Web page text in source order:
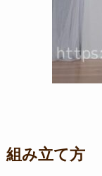
組み立て方